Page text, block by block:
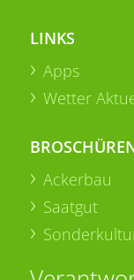
LINKS
Apps
Wetter
Ackerbau
Saatgut